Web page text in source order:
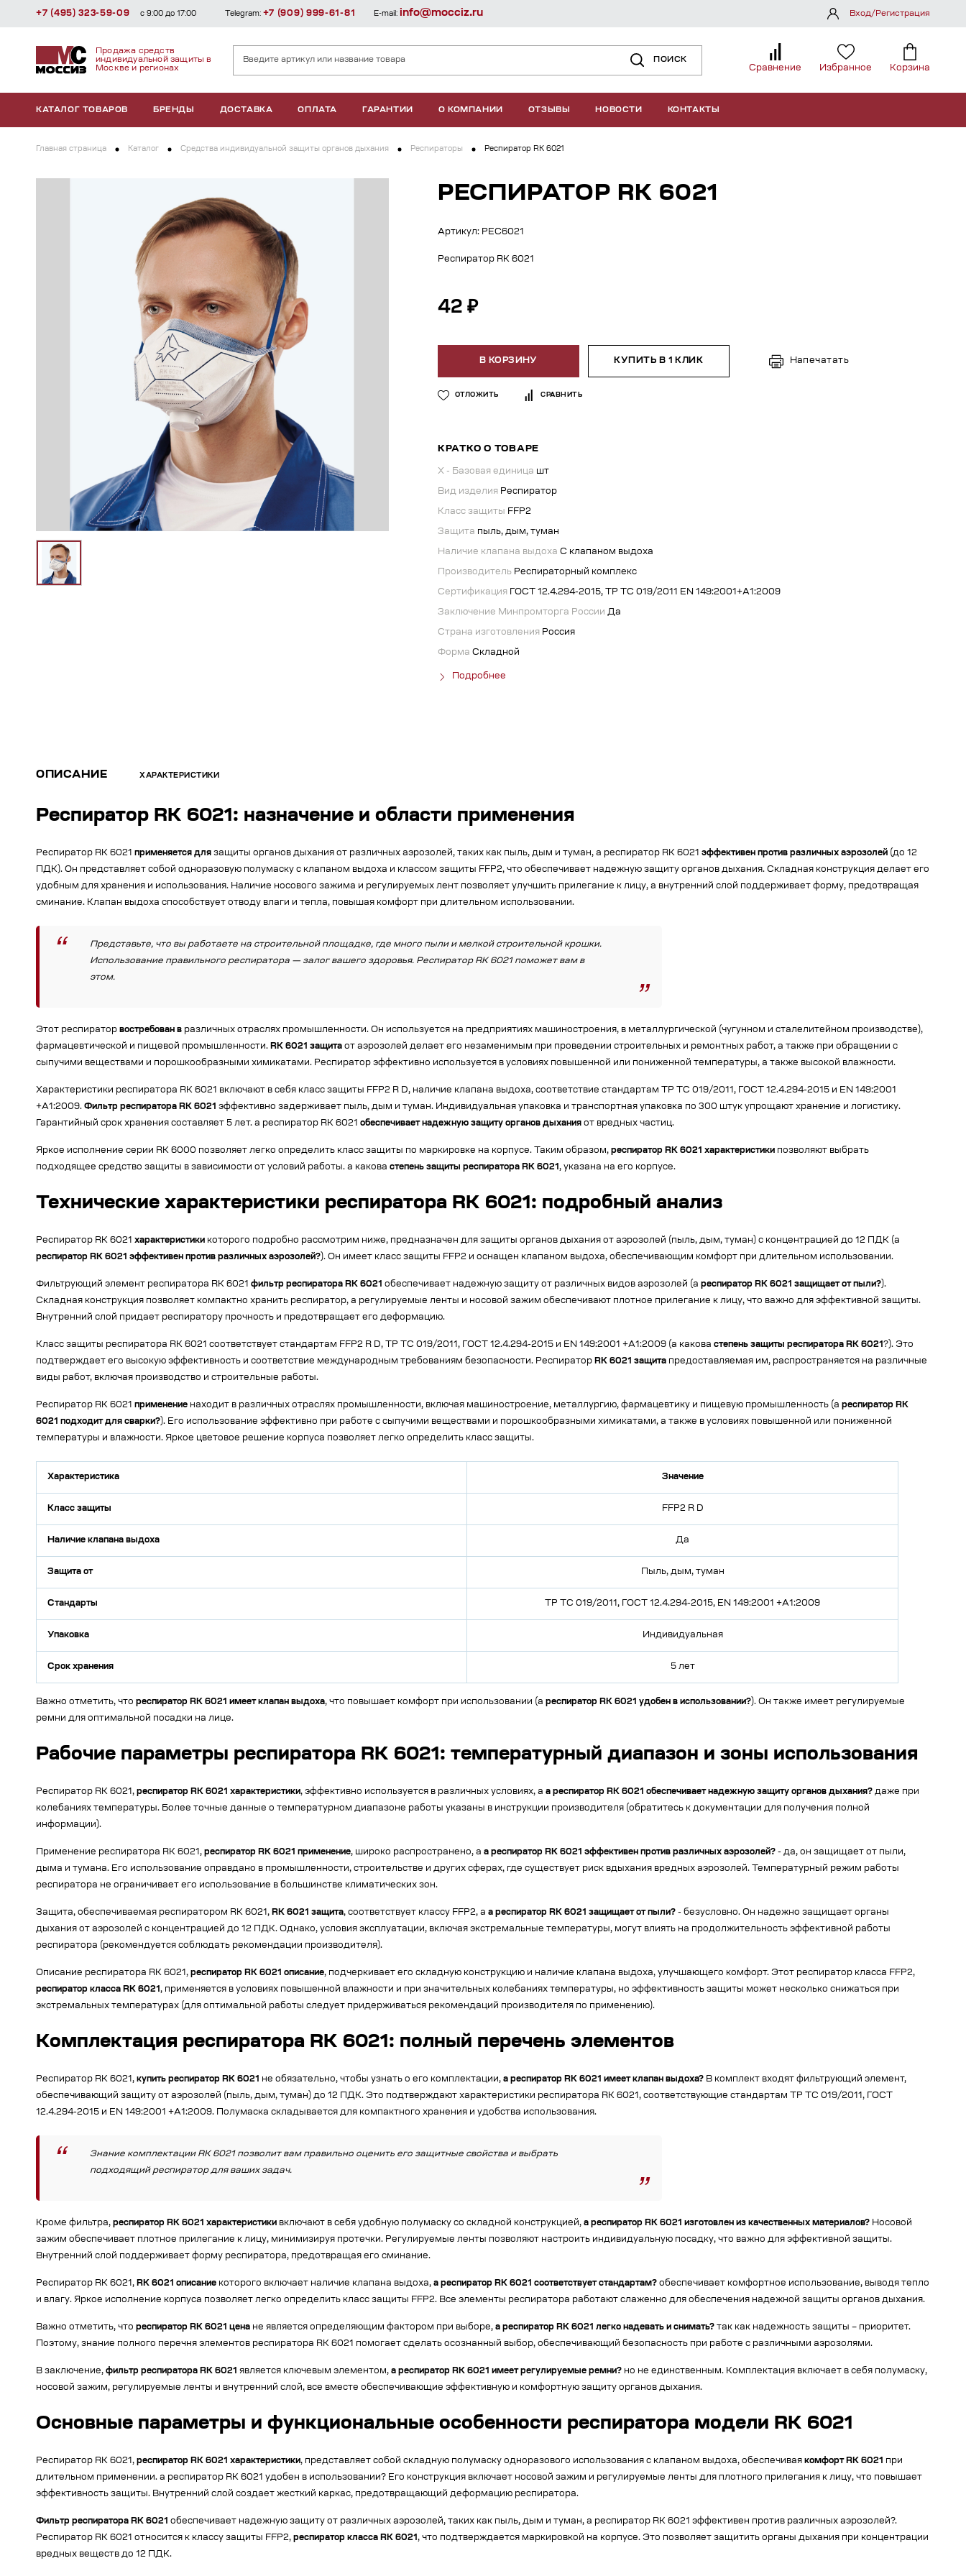
Продажа средств
индивидуальной защиты в
Москве и регионах
ПОИСК
Сравнение Избранное Корзина
КАТАЛОГ ТОВАРОВ БРЕНДЫ ДОСТАВКА ОПЛАТА ГАРАНТИИ О КОМПАНИИ ОТЗЫВЫ НОВОСТИ КОНТАКТЫ
+7 (495) 323-59-09 с 9:00 до 17:00 Telegram: +7 (909) 999-61-81 E-mail: info@mocciz.ru Вход/Регистрация
Главная страница Каталог Средства индивидуальной защиты органов дыхания Респираторы Респиратор RK 6021
РЕСПИРАТОР RK 6021
Артикул: РЕС6021
Респиратор RK 6021
42 ₽
В КОРЗИНУ КУПИТЬ В 1 КЛИК Напечатать
ОТЛОЖИТЬ СРАВНИТЬ
КРАТКО О ТОВАРЕ
X - Базовая единица шт
Вид изделия Респиратор
Класс защиты FFP2
Защита пыль, дым, туман
Наличие клапана выдоха С клапаном выдоха
Производитель Респираторный комплекс
Сертификация ГОСТ 12.4.294-2015, ТР ТС 019/2011 EN 149:2001+А1:2009
Заключение Минпромторга России Да
Страна изготовления Россия
Форма Складной
Подробнее
ОПИСАНИЕ ХАРАКТЕРИСТИКИ
Респиратор RK 6021: назначение и области применения
Респиратор RK 6021 применяется для защиты органов дыхания от различных аэрозолей, таких как пыль, дым и туман, а респиратор RK 6021 эффективен против различных аэрозолей (до 12
ПДК). Он представляет собой одноразовую полумаску с клапаном выдоха и классом защиты FFP2, что обеспечивает надежную защиту органов дыхания. Складная конструкция делает его
удобным для хранения и использования. Наличие носового зажима и регулируемых лент позволяет улучшить прилегание к лицу, а внутренний слой поддерживает форму, предотвращая
сминание. Клапан выдоха способствует отводу влаги и тепла, повышая комфорт при длительном использовании.
Представьте, что вы работаете на строительной площадке, где много пыли и мелкой строительной крошки.
Использование правильного респиратора — залог вашего здоровья. Респиратор RK 6021 поможет вам в
этом.
Этот респиратор востребован в различных отраслях промышленности. Он используется на предприятиях машиностроения, в металлургической (чугунном и сталелитейном производстве),
фармацевтической и пищевой промышленности. RK 6021 защита от аэрозолей делает его незаменимым при проведении строительных и ремонтных работ, а также при обращении с
сыпучими веществами и порошкообразными химикатами. Респиратор эффективно используется в условиях повышенной или пониженной температуры, а также высокой влажности.
Характеристики респиратора RK 6021 включают в себя класс защиты FFP2 R D, наличие клапана выдоха, соответствие стандартам ТР ТС 019/2011, ГОСТ 12.4.294-2015 и EN 149:2001
+A1:2009. Фильтр респиратора RK 6021 эффективно задерживает пыль, дым и туман. Индивидуальная упаковка и транспортная упаковка по 300 штук упрощают хранение и логистику.
Гарантийный срок хранения составляет 5 лет. а респиратор RK 6021 обеспечивает надежную защиту органов дыхания от вредных частиц.
Яркое исполнение серии RK 6000 позволяет легко определить класс защиты по маркировке на корпусе. Таким образом, респиратор RK 6021 характеристики позволяют выбрать
подходящее средство защиты в зависимости от условий работы. а какова степень защиты респиратора RK 6021, указана на его корпусе.
Технические характеристики респиратора RK 6021: подробный анализ
Респиратор RK 6021 характеристики которого подробно рассмотрим ниже, предназначен для защиты органов дыхания от аэрозолей (пыль, дым, туман) с концентрацией до 12 ПДК (а
респиратор RK 6021 эффективен против различных аэрозолей?). Он имеет класс защиты FFP2 и оснащен клапаном выдоха, обеспечивающим комфорт при длительном использовании.
Фильтрующий элемент респиратора RK 6021 фильтр респиратора RK 6021 обеспечивает надежную защиту от различных видов аэрозолей (а респиратор RK 6021 защищает от пыли?).
Складная конструкция позволяет компактно хранить респиратор, а регулируемые ленты и носовой зажим обеспечивают плотное прилегание к лицу, что важно для эффективной защиты.
Внутренний слой придает респиратору прочность и предотвращает его деформацию.
Класс защиты респиратора RK 6021 соответствует стандартам FFP2 R D, ТР ТС 019/2011, ГОСТ 12.4.294-2015 и EN 149:2001 +A1:2009 (а какова степень защиты респиратора RK 6021?). Это
подтверждает его высокую эффективность и соответствие международным требованиям безопасности. Респиратор RK 6021 защита предоставляемая им, распространяется на различные
виды работ, включая производство и строительные работы.
Респиратор RK 6021 применение находит в различных отраслях промышленности, включая машиностроение, металлургию, фармацевтику и пищевую промышленность (а респиратор RK
6021 подходит для сварки?). Его использование эффективно при работе с сыпучими веществами и порошкообразными химикатами, а также в условиях повышенной или пониженной
температуры и влажности. Яркое цветовое решение корпуса позволяет легко определить класс защиты.
Характеристика Значение
Класс защиты FFP2 R D
Наличие клапана выдоха Да
Защита от Пыль, дым, туман
Стандарты ТР ТС 019/2011, ГОСТ 12.4.294-2015, EN 149:2001 +A1:2009
Упаковка Индивидуальная
Срок хранения 5 лет
Важно отметить, что респиратор RK 6021 имеет клапан выдоха, что повышает комфорт при использовании (а респиратор RK 6021 удобен в использовании?). Он также имеет регулируемые
ремни для оптимальной посадки на лице.
Рабочие параметры респиратора RK 6021: температурный диапазон и зоны использования
Респиратор RK 6021, респиратор RK 6021 характеристики, эффективно используется в различных условиях, а а респиратор RK 6021 обеспечивает надежную защиту органов дыхания? даже при
колебаниях температуры. Более точные данные о температурном диапазоне работы указаны в инструкции производителя (обратитесь к документации для получения полной
информации).
Применение респиратора RK 6021, респиратор RK 6021 применение, широко распространено, а а респиратор RK 6021 эффективен против различных аэрозолей? - да, он защищает от пыли,
дыма и тумана. Его использование оправдано в промышленности, строительстве и других сферах, где существует риск вдыхания вредных аэрозолей. Температурный режим работы
респиратора не ограничивает его использование в большинстве климатических зон.
Защита, обеспечиваемая респиратором RK 6021, RK 6021 защита, соответствует классу FFP2, а а респиратор RK 6021 защищает от пыли? - безусловно. Он надежно защищает органы
дыхания от аэрозолей с концентрацией до 12 ПДК. Однако, условия эксплуатации, включая экстремальные температуры, могут влиять на продолжительность эффективной работы
респиратора (рекомендуется соблюдать рекомендации производителя).
Описание респиратора RK 6021, респиратор RK 6021 описание, подчеркивает его складную конструкцию и наличие клапана выдоха, улучшающего комфорт. Этот респиратор класса FFP2,
респиратор класса RK 6021, применяется в условиях повышенной влажности и при значительных колебаниях температуры, но эффективность защиты может несколько снижаться при
экстремальных температурах (для оптимальной работы следует придерживаться рекомендаций производителя по применению).
Комплектация респиратора RK 6021: полный перечень элементов
Респиратор RK 6021, купить респиратор RK 6021 не обязательно, чтобы узнать о его комплектации, а респиратор RK 6021 имеет клапан выдоха? В комплект входят фильтрующий элемент,
обеспечивающий защиту от аэрозолей (пыль, дым, туман) до 12 ПДК. Это подтверждают характеристики респиратора RK 6021, соответствующие стандартам ТР ТС 019/2011, ГОСТ
12.4.294-2015 и EN 149:2001 +A1:2009. Полумаска складывается для компактного хранения и удобства использования.
Знание комплектации RK 6021 позволит вам правильно оценить его защитные свойства и выбрать
подходящий респиратор для ваших задач.
Кроме фильтра, респиратор RK 6021 характеристики включают в себя удобную полумаску со складной конструкцией, а респиратор RK 6021 изготовлен из качественных материалов? Носовой
зажим обеспечивает плотное прилегание к лицу, минимизируя протечки. Регулируемые ленты позволяют настроить индивидуальную посадку, что важно для эффективной защиты.
Внутренний слой поддерживает форму респиратора, предотвращая его сминание.
Респиратор RK 6021, RK 6021 описание которого включает наличие клапана выдоха, а респиратор RK 6021 соответствует стандартам? обеспечивает комфортное использование, выводя тепло
и влагу. Яркое исполнение корпуса позволяет легко определить класс защиты FFP2. Все элементы респиратора работают слаженно для обеспечения надежной защиты органов дыхания.
Важно отметить, что респиратор RK 6021 цена не является определяющим фактором при выборе, а респиратор RK 6021 легко надевать и снимать? так как надежность защиты – приоритет.
Поэтому, знание полного перечня элементов респиратора RK 6021 помогает сделать осознанный выбор, обеспечивающий безопасность при работе с различными аэрозолями.
В заключение, фильтр респиратора RK 6021 является ключевым элементом, а респиратор RK 6021 имеет регулируемые ремни? но не единственным. Комплектация включает в себя полумаску,
носовой зажим, регулируемые ленты и внутренний слой, все вместе обеспечивающие эффективную и комфортную защиту органов дыхания.
Основные параметры и функциональные особенности респиратора модели RK 6021
Респиратор RK 6021, респиратор RK 6021 характеристики, представляет собой складную полумаску одноразового использования с клапаном выдоха, обеспечивая комфорт RK 6021 при
длительном применении. а респиратор RK 6021 удобен в использовании? Его конструкция включает носовой зажим и регулируемые ленты для плотного прилегания к лицу, что повышает
эффективность защиты. Внутренний слой создает жесткий каркас, предотвращающий деформацию респиратора.
Фильтр респиратора RK 6021 обеспечивает надежную защиту от различных аэрозолей, таких как пыль, дым и туман, а респиратор RK 6021 эффективен против различных аэрозолей?.
Респиратор RK 6021 относится к классу защиты FFP2, респиратор класса RK 6021, что подтверждается маркировкой на корпусе. Это позволяет защитить органы дыхания при концентрации
вредных веществ до 12 ПДК.